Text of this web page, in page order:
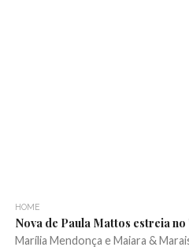
HOME
Nova de Paula Mattos estreia
Marília Mendonça e Maiara &